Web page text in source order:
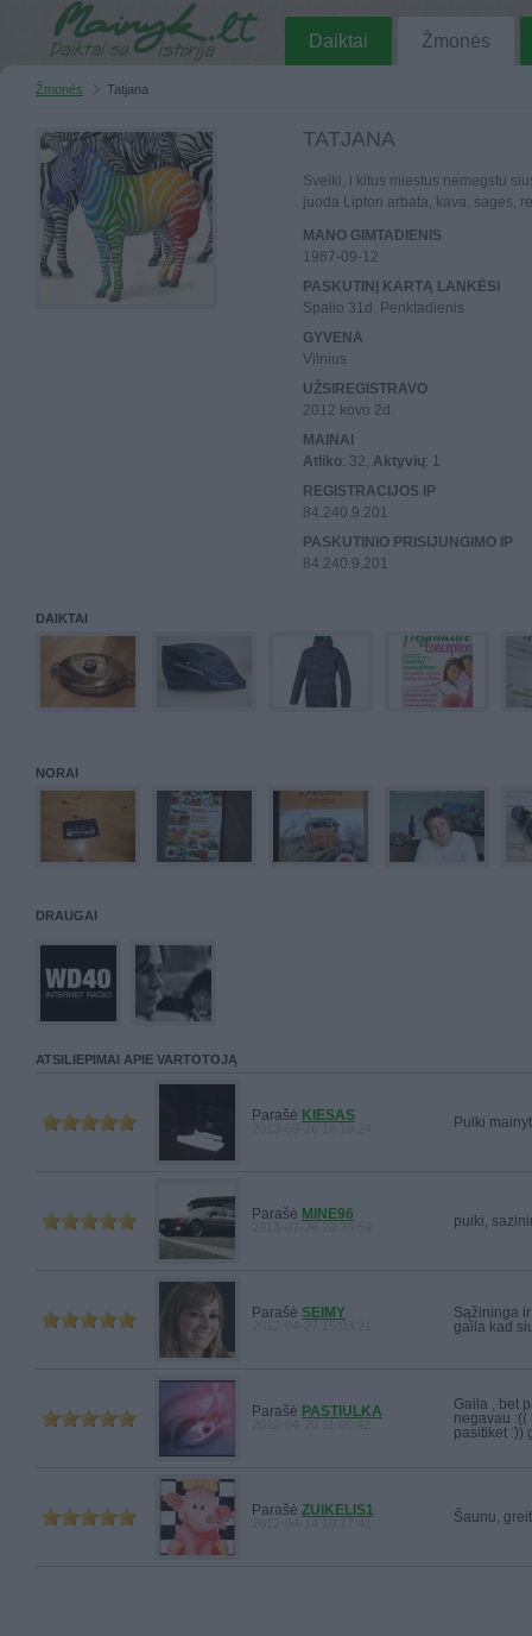
Daiktai Žmonės
Žmonės Tatjana
TATJANA
Sveiki, i kitus miestus nemegstu
juoda Lipton arbata, kava, sages,
MANO GIMTADIENIS
1987-09-12
PASKUTINĮ KARTĄ LANKĖSI
Spalio 31d. Penktadienis
GYVENA
Vilnius
UŽSIREGISTRAVO
2012 kovo 2d.
MAINAI
Atliko: 32, Aktyvių: 1
REGISTRACIJOS IP
84.240.9.201
PASKUTINIO PRISIJUNGIMO IP
84.240.9.201
DAIKTAI
NORAI
DRAUGAI
ATSILIEPIMAI APIE VARTOTOJĄ
Parašė KIESAS Puiki
Parašė MINE96 puiki,
Parašė SEIMY
Sąžininga
gaila kad
Parašė PASTIULKA
Gaila , bet
negavau
pasitiket :))
Parašė ZUIKELIS1 Šaunu,